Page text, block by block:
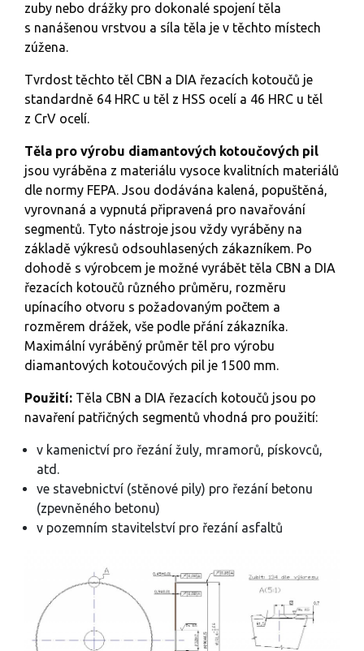
zuby nebo drážky pro dokonalé spojení těla
s nanášenou vrstvou a síla těla je v těchto místech
zúžena.
Tvrdost těchto těl CBN a DIA řezacích kotoučů je
standardně 64 HRC u těl z HSS ocelí a 46 HRC u těl
z CrV ocelí.
Těla pro výrobu diamantových kotoučových pil
jsou vyráběna z materiálu vysoce kvalitních materiálů
dle normy FEPA. Jsou dodávána kalená, popuštěná,
vyrovnaná a vypnutá připravená pro navařování
segmentů. Tyto nástroje jsou vždy vyráběny na
základě výkresů odsouhlasených zákazníkem. Po
dohodě s výrobcem je možné vyrábět těla CBN a DIA
řezacích kotoučů různého průměru, rozměru
upínacího otvoru s požadovaným počtem a
rozměrem drážek, vše podle přání zákazníka.
Maximální vyráběný průměr těl pro výrobu
diamantových kotoučových pil je 1500 mm.
Použití: Těla CBN a DIA řezacích kotoučů jsou po
navaření patřičných segmentů vhodná pro použití:
v kamenictví pro řezání žuly, mramorů, pískovců,
atd.
ve stavebnictví (stěnové pily) pro řezání betonu
(zpevněného betonu)
v pozemním stavitelství pro řezání asfaltů